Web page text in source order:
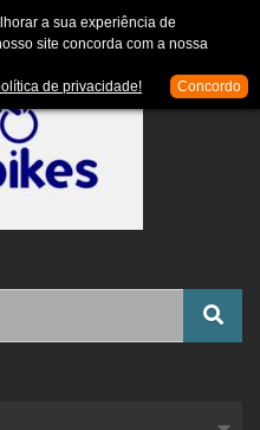
Contacte-nos
a sua experiência de
site concorda com a nossa
de privacidade!
Concordo